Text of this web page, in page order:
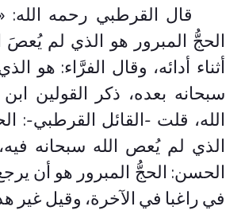
قال القرطبي رحمه الله:
الحجُّ المبرور هو الذي لم يُعصَ
أثناء أدائه، وقال الفرَّاء: هو
سبحانه بعده، ذكر القولين
الله، قلت -القائل القرطبي-:
الذي لم يُعص الله سبحانه
الحسن: الحجُّ المبرور هو أن
في راغبا في الآخرة، وقيل غير